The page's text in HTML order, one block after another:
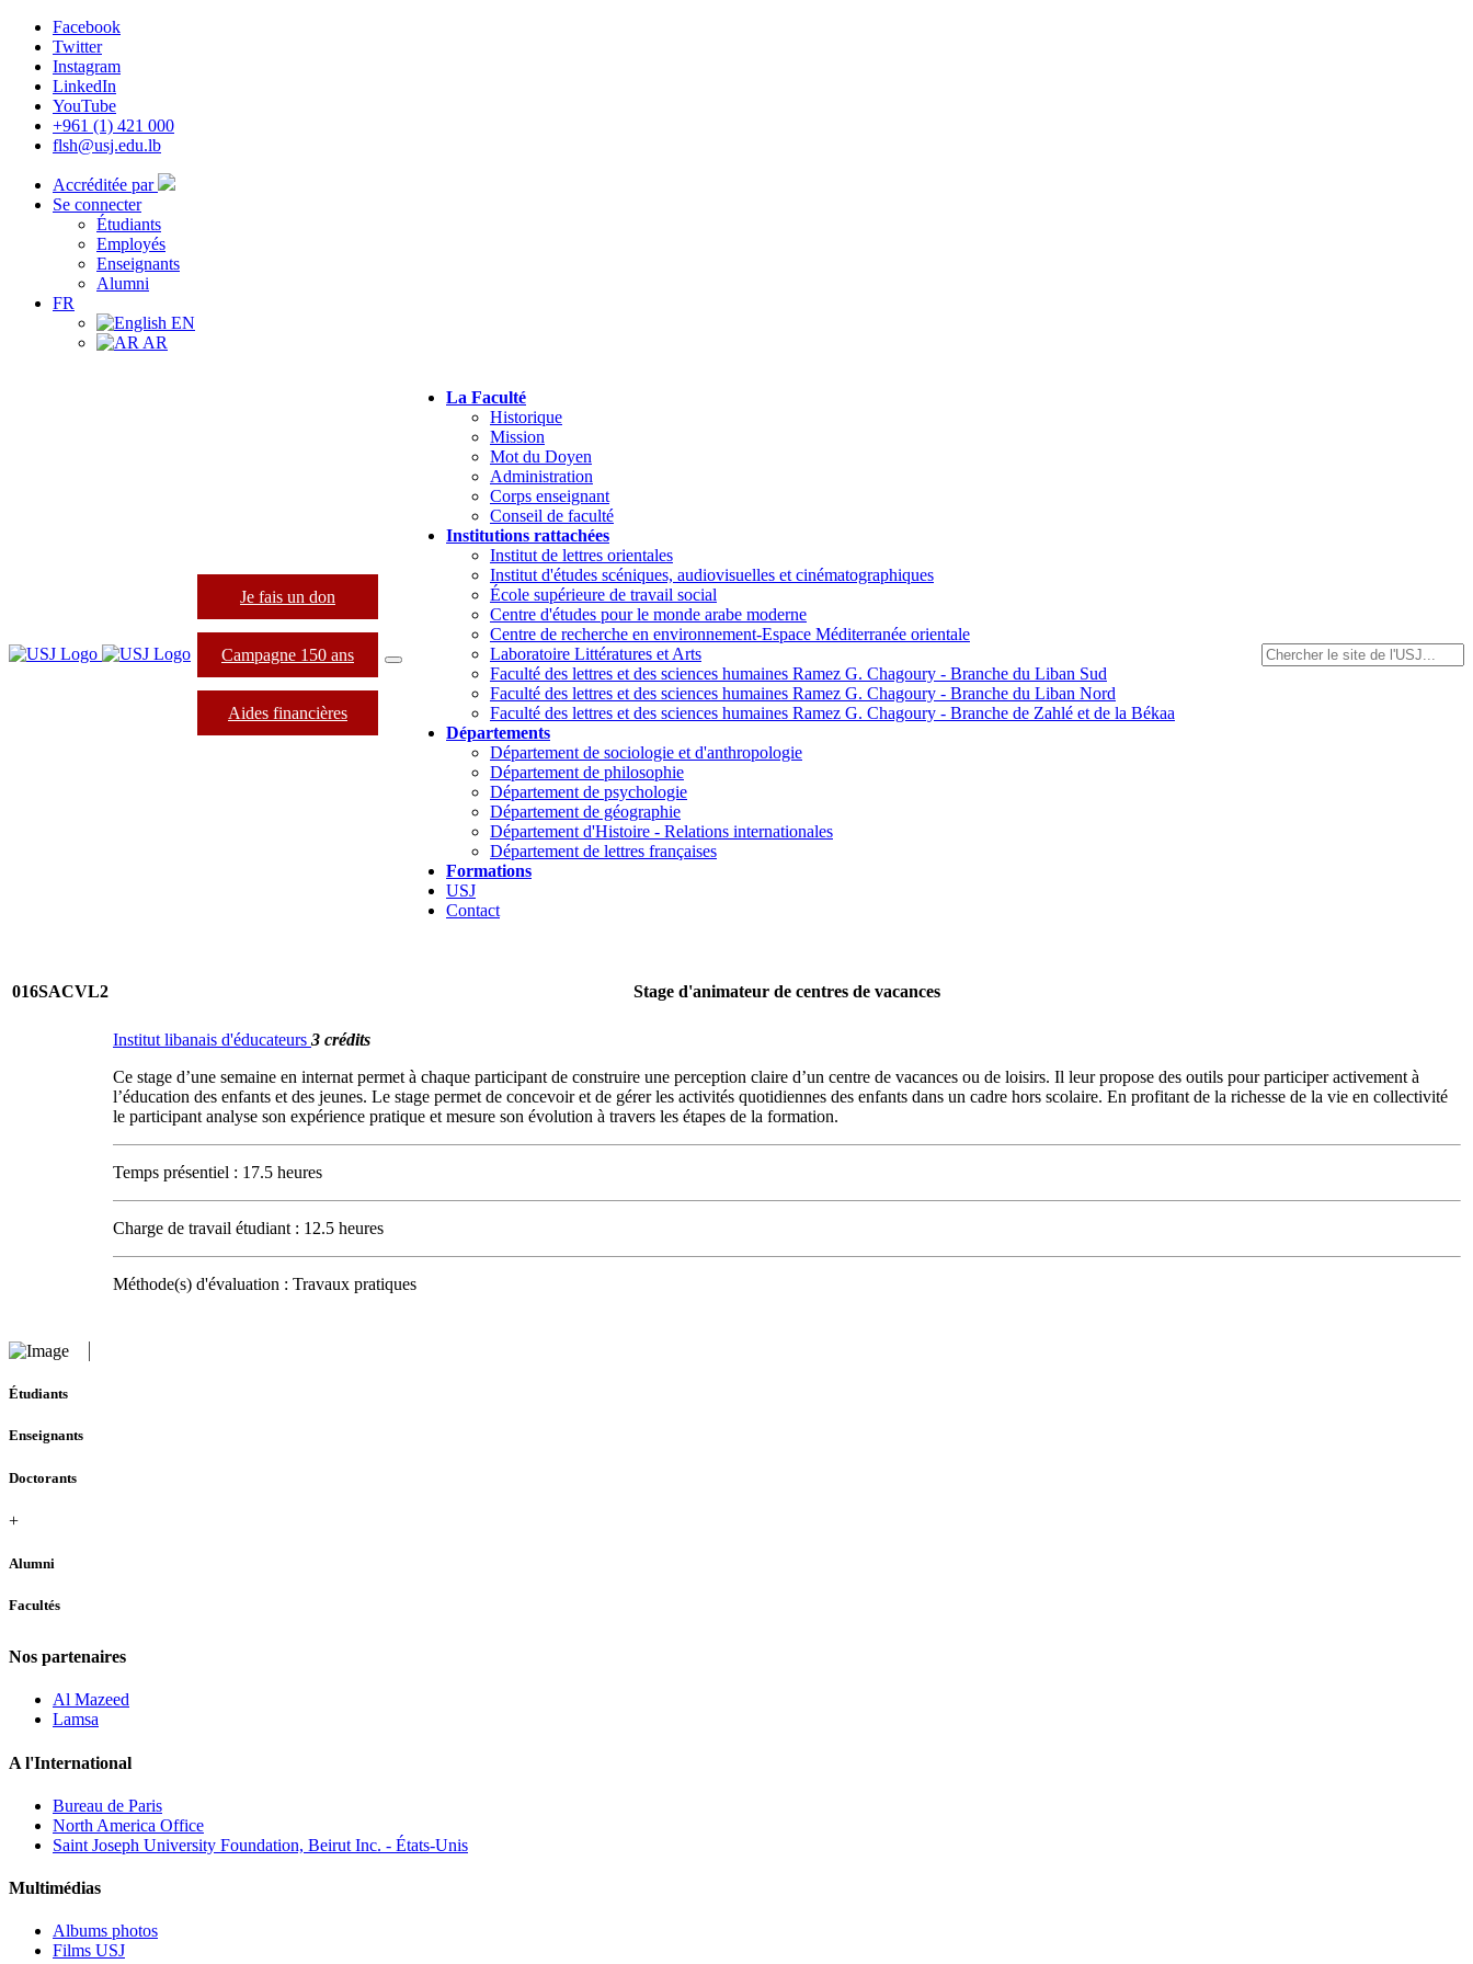
Facebook
Twitter
Instagram
LinkedIn
YouTube
+961 (1) 421 000
flsh@usj.edu.lb
Accréditée par
Se connecter
Étudiants
Employés
Enseignants
Alumni
FR
EN
AR
Je fais un don
Campagne 150 ans
Aides financières
La Faculté
Historique
Mission
Mot du Doyen
Administration
Corps enseignant
Conseil de faculté
Institutions rattachées
Institut de lettres orientales
Institut d'études scéniques, audiovisuelles et cinématographiques
École supérieure de travail social
Centre d'études pour le monde arabe moderne
Centre de recherche en environnement-Espace Méditerranée orientale
Laboratoire Littératures et Arts
Faculté des lettres et des sciences humaines Ramez G. Chagoury - Branche du Liban Sud
Faculté des lettres et des sciences humaines Ramez G. Chagoury - Branche du Liban Nord
Faculté des lettres et des sciences humaines Ramez G. Chagoury - Branche de Zahlé et de la Békaa
Départements
Département de sociologie et d'anthropologie
Département de philosophie
Département de psychologie
Département de géographie
Département d'Histoire - Relations internationales
Département de lettres françaises
Formations
USJ
Contact
016SACVL2 Stage d'animateur de centres de vacances
Institut libanais d'éducateurs 3 crédits
Ce stage d’une semaine en internat permet à chaque participant de construire une perception claire d’un centre de vacances ou de loisirs. Il leur propose des outils pour participer activement à
l’éducation des enfants et des jeunes. Le stage permet de concevoir et de gérer les activités quotidiennes des enfants dans un cadre hors scolaire. En profitant de la richesse de la vie en collectivité
le participant analyse son expérience pratique et mesure son évolution à travers les étapes de la formation.
Temps présentiel : 17.5 heures
Charge de travail étudiant : 12.5 heures
Méthode(s) d'évaluation : Travaux pratiques
Étudiants
Enseignants
Doctorants
+
Alumni
Facultés
Nos partenaires
Al Mazeed
Lamsa
A l'International
Bureau de Paris
North America Office
Saint Joseph University Foundation, Beirut Inc. - États-Unis
Multimédias
Albums photos
Films USJ